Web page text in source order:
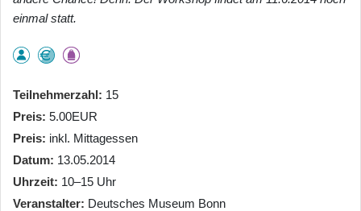
einmal statt.
Teilnehmerzahl
15
Preis 5.00EUR
Preis inkl. Mittagessen
Datum 13.05.2014
Uhrzeit 10–15 Uhr
Veranstalter Deutsches Museum Bonn